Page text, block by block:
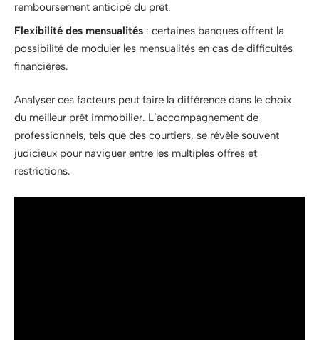
remboursement anticipé du prêt.
Flexibilité des mensualités : certaines banques offrent la
possibilité de moduler les mensualités en cas de difficultés
financières.
Analyser ces facteurs peut faire la différence dans le choix
du meilleur prêt immobilier. L’accompagnement de
professionnels, tels que des courtiers, se révèle souvent
judicieux pour naviguer entre les multiples offres et
restrictions.